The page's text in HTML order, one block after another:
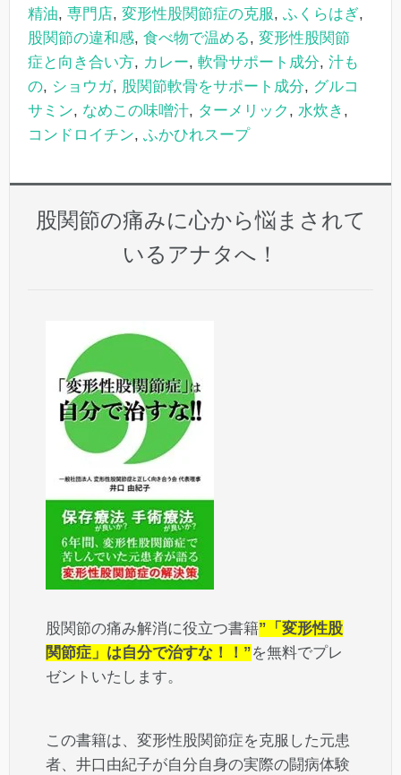
精油, 専門店, 変形性股関節症の克服, ふくらはぎ,
股関節の違和感, 食べ物で温める, 変形性股関節
症と向き合い方, カレー, 軟骨サポート成分, 汁も
の, ショウガ, 股関節軟骨をサポート成分, グルコ
サミン, なめこの味噌汁, ターメリック , 水炊き ,
コンドロイチン, ふかひれスープ
股関節の痛みに心から悩まされて
いるアナタへ！
股関節の痛み解消に役立つ書籍”「変形性股
関節症」は自分で治すな！！”を無料でプレ
ゼントいたします。
この書籍は、変形性股関節症を克服した元患
者、井口由紀子が自分自身の実際の闘病体験